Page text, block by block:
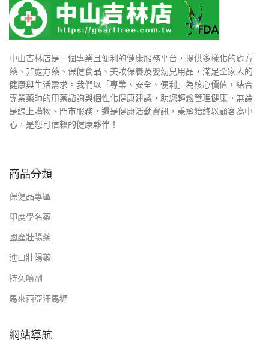
中山吉林店是一個專業且便利的健康服務平台，提供多樣化的處方
藥、非處方藥、保健食品、美妝保養及嬰幼兒用品，滿足全家人的
健康與生活需求。我們以「專業、安全、便利」為核心價值，結合
專業藥師的用藥諮詢與個性化健康建議，助您輕鬆管理健康。無論
是線上購物、門市服務，還是健康活動資訊，秉承始終以顧客為中
心，是您可信賴的健康夥伴！
商品分類
保健品專區
印度學名藥
國產壯陽藥
進口壯陽藥
持久噴劑
馬來西亞汗馬糖
網站導航